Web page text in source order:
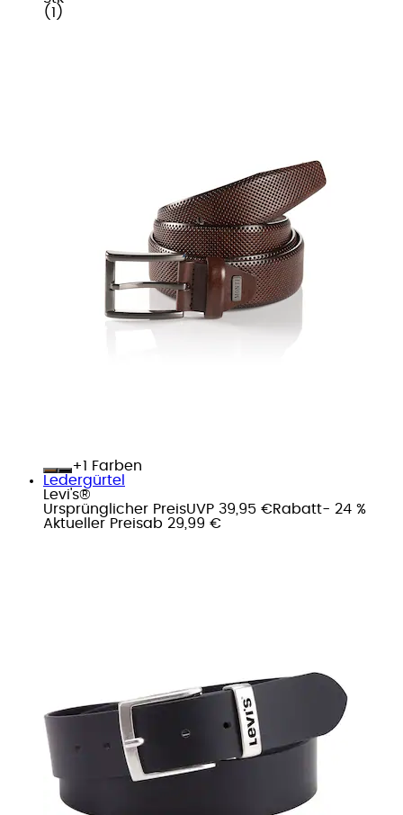
( 1 )
+
Farben
Ledergürtel
Levi's®
Ursprünglicher PreisUVP 39,95 €Rabatt- 24 %
Aktueller Preisab 29,99 €